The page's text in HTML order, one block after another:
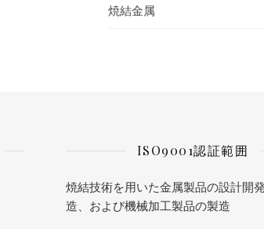
焼結金属
ISO9001認証範囲
焼結技術を用いた金属製品の設計開
造、および機械加工製品の製造